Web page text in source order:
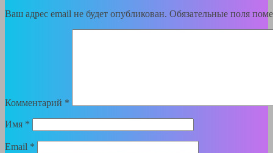
Ваш адрес email не будет опубликован. Обязательные поля
Комментарий *
Имя *
Email *